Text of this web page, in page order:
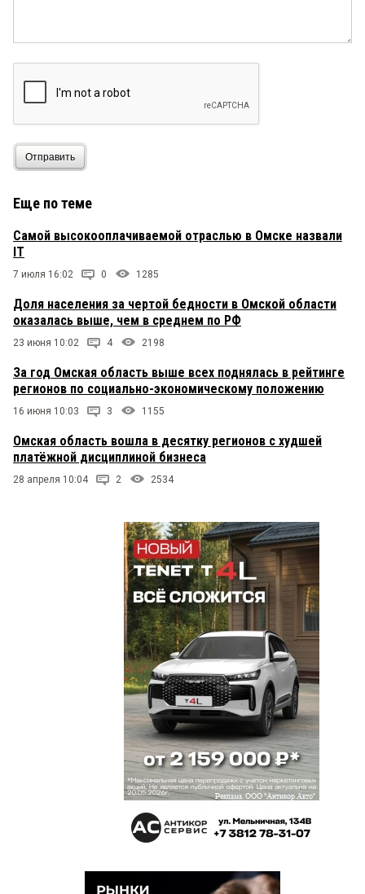
Отправить
Еще по теме
Самой высокооплачиваемой отраслью в Омске назвали
IT
7 июля 16:02 0 1285
Доля населения за чертой бедности в Омской области
оказалась выше, чем в среднем по РФ
23 июня 10:02 4 2198
За год Омская область выше всех поднялась в рейтинге
регионов по социально-экономическому положению
16 июня 10:03 3 1155
Омская область вошла в десятку регионов с худшей
платёжной дисциплиной бизнеса
28 апреля 10:04 2 2534